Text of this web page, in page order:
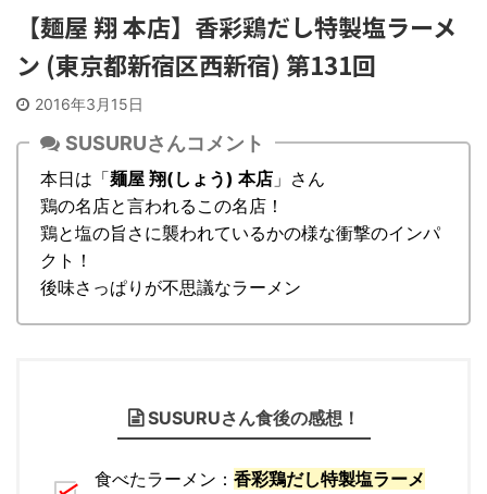
【麺屋 翔 本店】香彩鶏だし特製塩ラーメ
ン (東京都新宿区西新宿) 第131回
2016年3月15日
SUSURUさんコメント
本日は「麺屋 翔(しょう) 本店 」さん
鶏の名店と言われるこの名店！
鶏と塩の旨さに襲われているかの様な衝撃のインパ
クト！
後味さっぱりが不思議なラーメン
SUSURUさん食後の感想！
食べたラーメン： 香彩鶏だし特製塩ラーメ